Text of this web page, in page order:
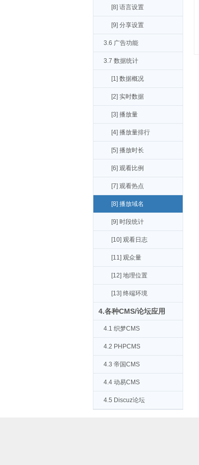
[8] 语言设置
[9] 分享设置
3.6 广告功能
3.7 数据统计
[1] 数据概况
[2] 实时数据
[3] 播放量
[4] 播放量排行
[5] 播放时长
[6] 观看比例
[7] 观看热点
[8] 播放域名
[9] 时段统计
[10] 观看日志
[11] 观众量
[12] 地理位置
[13] 终端环境
4.各种CMS/论坛应用
4.1 织梦CMS
4.2 PHPCMS
4.3 帝国CMS
4.4 动易CMS
4.5 Discuz论坛